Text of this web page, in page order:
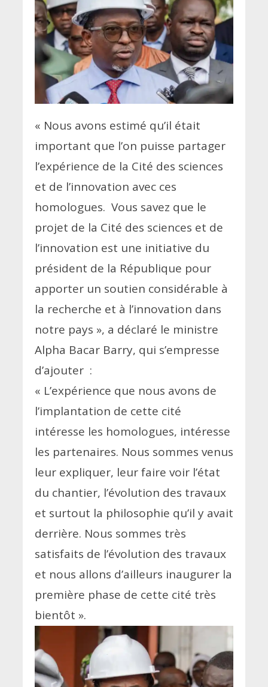
« Nous avons estimé qu’il était
important que l’on puisse partager
l’expérience de la Cité des sciences
et de l’innovation avec ces
homologues. Vous savez que le
projet de la Cité des sciences et de
l’innovation est une initiative du
président de la République pour
apporter un soutien considérable à
la recherche et à l’innovation dans
notre pays », a déclaré le ministre
Alpha Bacar Barry, qui s’empresse
d’ajouter :
« L’expérience que nous avons de
l’implantation de cette cité
intéresse les homologues, intéresse
les partenaires. Nous sommes venus
leur expliquer, leur faire voir l’état
du chantier, l’évolution des travaux
et surtout la philosophie qu’il y avait
derrière. Nous sommes très
satisfaits de l’évolution des travaux
et nous allons d’ailleurs inaugurer la
première phase de cette cité très
bientôt ».